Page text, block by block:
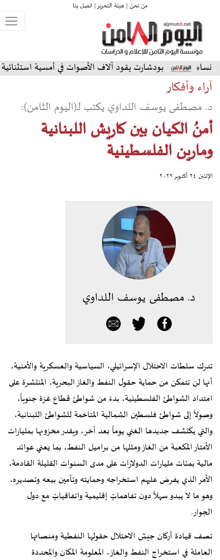
من نحن | هيئة التحرير |اتصل بنا
يقود آلاف الأصوات في أمسية استثنائية على المسرح
آراء وأفكار
د. مصطفى يوسف اللداوي يكتب لـ(اليوم الثامن):
أمنُ الكيان بين كاريش اللبنانية
ومارين الفلسطينية
الإثنين ٢٤ أكتوبر ٢٠٢٢
د. مصطفى يوسف اللداوي
تدرك سلطات الاحتلال الإسرائيلي، السياسية والعسكرية والأمنية،
أنها لن تتمكن من حماية حقول النفط والغاز البحرية، المنتشرة على
امتداد الشواطئ الفلسطينية، بدءً من شواطئ قطاع غزة جنوباً،
وصولاً إلى شواطئ فلسطين الشمالية المتاخمة للشواطئ اللبنانية،
والتي يكتشف جديدها الغني يوماً بعد آخر، ويقدر مخزونها بمليارات
الأمتار المكعبة من الغاز ومثلها من براميل النفط، بما يعني عوائد
مالية بمئات مليارات الدولارات على مدى السنوات القليلة القادمة،
الأمر الذي يفرض عليهم استخراجه وحمايته وتأمين بيعه وتصديره،
وهو ما لا يبدو سهلاً دون تفاهماتٍ إقليمية واتفاقياتٍ مع دول
الجوار.
تصف قيادة أركان جيش الاحتلال حقولها النفطية ومنصاتها
العاملة في استخراج النفط والغاز، المعلومة المكان والمحددة